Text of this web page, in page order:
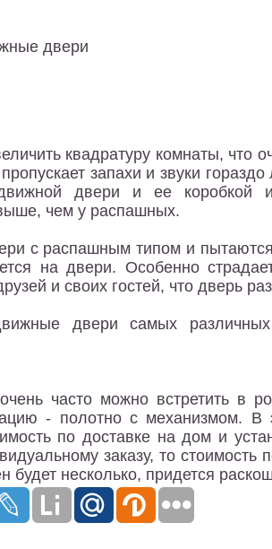
квадратуру комнаты, что
запахи и звуки
двери и ее коробкой
чем у распашных.
с распашным типом и
на двери. Особенно
и своих гостей, что дверь
двери самых различных
часто можно встретить в
- полотно с механизмом. В
по доставке на дом и
заказу, то стоимость
несколько, придется